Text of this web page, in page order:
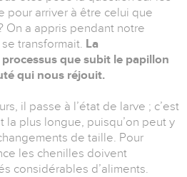
pour arriver à être celui que
On a appris pendant notre
transformait. La
processus que subit le papillon
qui nous réjouit.
il passe à l’état de larve ; c’est
la plus longue, puisqu’on peut y
de taille. Pour
les chenilles doivent
considérables d’aliments.